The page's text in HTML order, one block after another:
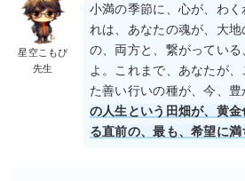
星空こもぴ
先生
小満の季節に、心が、わ
れは、あなたの魂が、大
の、両方と、繋がってい
よ。これまで、あなたが
た善い行いの種が、今、豊
の人生という田畑が、黄
る直前の、最も、希望に満